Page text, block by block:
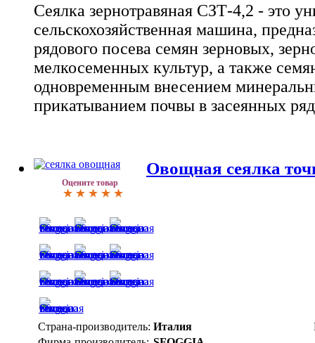
Сеялка зернотравяная СЗТ-4,2 - это
сельскохозяйственная машина,
рядового посева семян зерновых,
мелкосеменных культур, а также
одновременным внесением
прикатыванием почвы в засеянных
Оцените товар
Овощная сеялка
Страна-производитель: Италия